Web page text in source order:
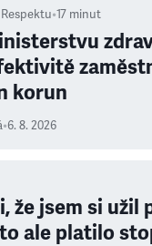
•17 minut
korun
•6. 8. 2026
že jsem si užil
ale platilo